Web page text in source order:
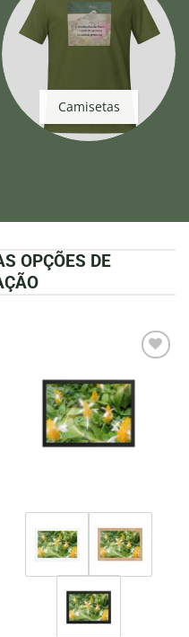
Camisetas
OPÇÕES DE
à lista de
desejos